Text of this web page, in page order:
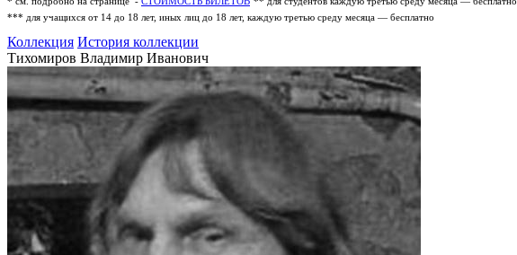
*** для учащихся от 14 до 18 лет, иных лиц до 18 лет, каждую третью среду месяца — бесплатно
Коллекция История коллекции
Тихомиров Владимир Иванович